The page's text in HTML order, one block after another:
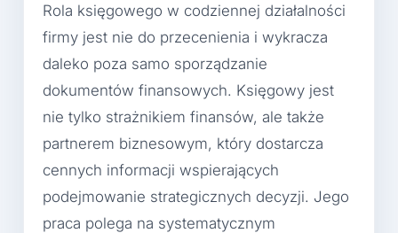
Rola księgowego w codziennej działalności
firmy jest nie do przecenienia i wykracza
daleko poza samo sporządzanie
dokumentów finansowych. Księgowy jest
nie tylko strażnikiem finansów, ale także
partnerem biznesowym, który dostarcza
cennych informacji wspierających
podejmowanie strategicznych decyzji. Jego
praca polega na systematycznym